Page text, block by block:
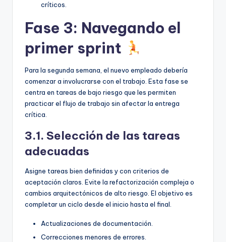
críticos.
Fase 3: Navegando el
primer sprint
Para la segunda semana, el nuevo empleado debería
comenzar a involucrarse con el trabajo. Esta fase se
centra en tareas de bajo riesgo que les permiten
practicar el flujo de trabajo sin afectar la entrega
crítica.
3.1. Selección de las tareas
adecuadas
Asigne tareas bien definidas y con criterios de
aceptación claros. Evite la refactorización compleja o
cambios arquitectónicos de alto riesgo. El objetivo es
completar un ciclo desde el inicio hasta el final.
Actualizaciones de documentación.
Correcciones menores de errores.